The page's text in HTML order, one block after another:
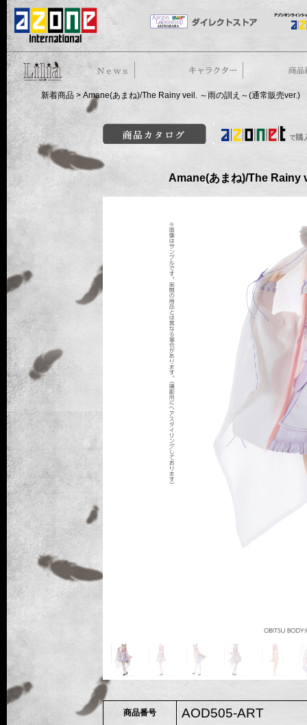
50cm doll
新着商品 > Amane(あまね)/The Rainy veil. ～雨の訓え～(通常販売ver.)
Amane(あまね)/The Rainy
商品番号 AOD505-ART